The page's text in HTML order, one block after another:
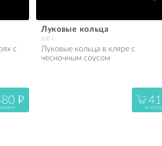
с
"
Луковые кольца
220 г.
Луковые кольца в кляре с
чесночным соусом
в